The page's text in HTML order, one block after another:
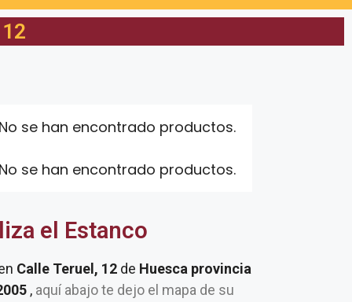
No se han encontrado productos.
No se han encontrado productos.
el Estanco
Calle Teruel, 12 de Huesca provincia
, aquí abajo te dejo el mapa de su